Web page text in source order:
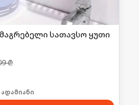
სათავსო ყუთი
₾
16-მა